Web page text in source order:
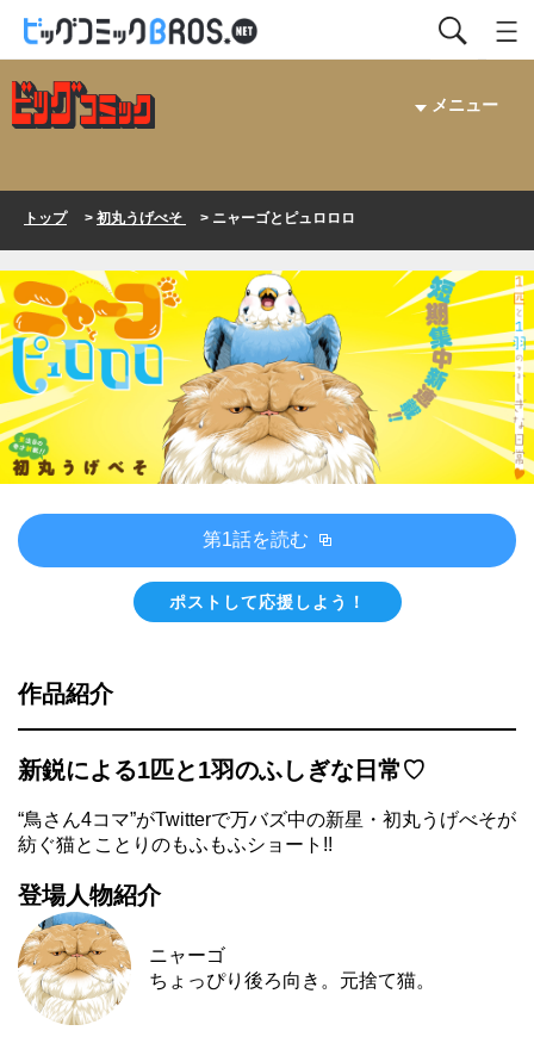
メニュー
トップ> 初丸うげべそ > ニャーゴとピュロロロ
第1話を読む
ポストして応援しよう！
作品紹介
新鋭による1匹と1羽のふしぎな日常♡
“鳥さん4コマ”がTwitterで万バズ中の新星・初丸うげべそが
紡ぐ猫とことりのもふもふショート!!
登場人物紹介
ニャーゴ
ちょっぴり後ろ向き。元捨て猫。